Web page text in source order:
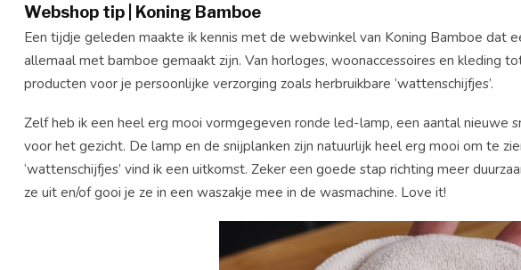
Webshop tip | Koning Bamboe
Een tijdje geleden maakte ik kennis met de webwinkel van Koning Bamboe dat
allemaal met bamboe gemaakt zijn. Van horloges, woonaccessoires en kleding
producten voor je persoonlijke verzorging zoals herbruikbare ‘wattenschijfjes’.
Zelf heb ik een heel erg mooi vormgegeven ronde led-lamp, een aantal nieuwe
voor het gezicht. De lamp en de snijplanken zijn natuurlijk heel erg mooi om te
‘wattenschijfjes’ vind ik een uitkomst. Zeker een goede stap richting meer
ze uit en/of gooi je ze in een waszakje mee in de wasmachine. Love it!